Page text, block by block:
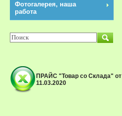
Фотогалерея, наша
работа
ПРАЙС "Товар со Склада" от
11.03.2020
Спутниковый